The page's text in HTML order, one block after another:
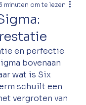
minuten om te lezen
en perfectie
bovenaan
wat is Six
schuilt een
vergroten van